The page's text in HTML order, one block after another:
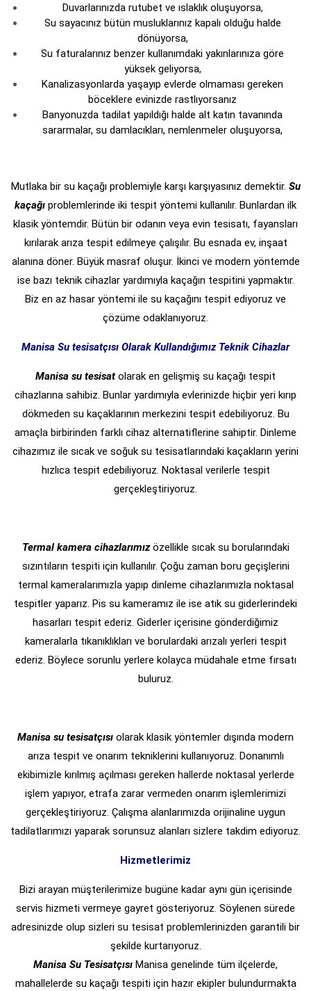
Duvarlarınızda rutubet ve ıslaklık oluşuyorsa,
Su sayacınız bütün musluklarınız kapalı olduğu halde
dönüyorsa,
Su faturalarınız benzer kullanımdaki yakınlarınıza göre
yüksek geliyorsa,
Kanalizasyonlarda yaşayıp evlerde olmaması gereken
böceklere evinizde rastlıyorsanız
Banyonuzda tadilat yapıldığı halde alt katın tavanında
sararmalar, su damlacıkları, nemlenmeler oluşuyorsa,
Mutlaka bir su kaçağı problemiyle karşı karşıyasınız demektir. Su
kaçağı problemlerinde iki tespit yöntemi kullanılır. Bunlardan ilk
klasik yöntemdir. Bütün bir odanın veya evin tesisatı, fayansları
kırılarak arıza tespit edilmeye çalışılır. Bu esnada ev, inşaat
alanına döner. Büyük masraf oluşur. İkinci ve modern yöntemde
ise bazı teknik cihazlar yardımıyla kaçağın tespitini yapmaktır.
Biz en az hasar yöntemi ile su kaçağını tespit ediyoruz ve
çözüme odaklanıyoruz.
Manisa Su tesisatçısı Olarak Kullandığımız Teknik Cihazlar
Manisa su tesisat olarak en gelişmiş su kaçağı tespit
cihazlarına sahibiz. Bunlar yardımıyla evlerinizde hiçbir yeri kırıp
dökmeden su kaçaklarının merkezini tespit edebiliyoruz. Bu
amaçla birbirinden farklı cihaz alternatiflerine sahiptir. Dinleme
cihazımız ile sıcak ve soğuk su tesisatlarındaki kaçakların yerini
hızlıca tespit edebiliyoruz. Noktasal verilerle tespit
gerçekleştiriyoruz.
Termal kamera cihazlarımızözellikle sıcak su borularındaki
sızıntıların tespiti için kullanılır. Çoğu zaman boru geçişlerini
termal kameralarımızla yapıp dinleme cihazlarımızla noktasal
tespitler yaparız. Pis su kameramız ile ise atık su giderlerindeki
hasarları tespit ederiz. Giderler içerisine gönderdiğimiz
kameralarla tıkanıklıkları ve borulardaki arızalı yerleri tespit
ederiz. Böylece sorunlu yerlere kolayca müdahale etme fırsatı
buluruz.
Manisa su tesisatçısı olarak klasik yöntemler dışında modern
arıza tespit ve onarım tekniklerini kullanıyoruz. Donanımlı
ekibimizle kırılmış açılması gereken hallerde noktasal yerlerde
işlem yapıyor, etrafa zarar vermeden onarım işlemlerimizi
gerçekleştiriyoruz. Çalışma alanlarımızda orijinaline uygun
tadilatlarımızı yaparak sorunsuz alanları sizlere takdim ediyoruz.
Hizmetlerimiz
Bizi arayan müşterilerimize bugüne kadar aynı gün içerisinde
servis hizmeti vermeye gayret gösteriyoruz. Söylenen sürede
adresinizde olup sizleri su tesisat problemlerinizden garantili bir
şekilde kurtarıyoruz.
Manisa Su Tesisatçısı Manisa genelinde tüm ilçelerde,
mahallelerde su kaçağı tespiti için hazır ekipler bulundurmakta